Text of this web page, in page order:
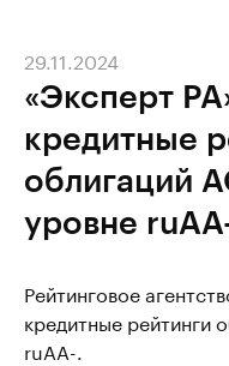
«Эксперт
кредитные
облигаций
уровне
29.11.2024
Рейтинговое
кредитные рейтинги
ruAA-.